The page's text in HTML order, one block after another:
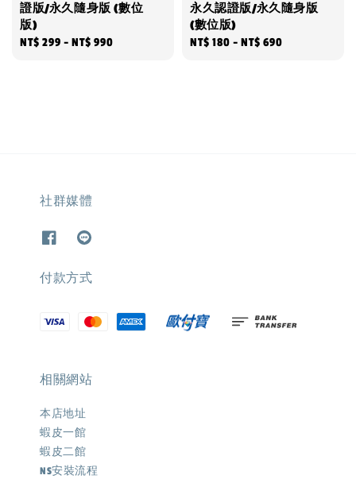
證版/永久隨身版 (數位
版)
Regular
NT$ 299 -NT$ 990
永久認證版/永久隨身版
(數位版)
Regular
NT$ 180 -NT$ 690
社群媒體
付款方式
相關網站
本店地址
蝦皮一館
蝦皮二館
NS安裝流程